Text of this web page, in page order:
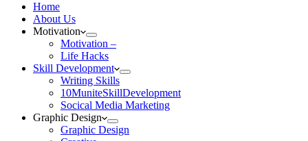
Home
About Us
Motivation
Motivation –
Life Hacks
Skill Development
Writing Skills
10MuniteSkillDevelopment
Socical Media Marketing
Graphic Design
Graphic Design